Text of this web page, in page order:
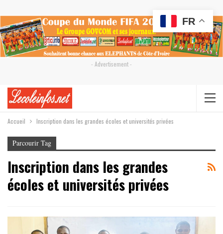
- Advertisement -
Accueil Inscription dans les grandes écoles et universités privées
Parcourir Tag
Inscription dans les grandes
écoles et universités privées
FR